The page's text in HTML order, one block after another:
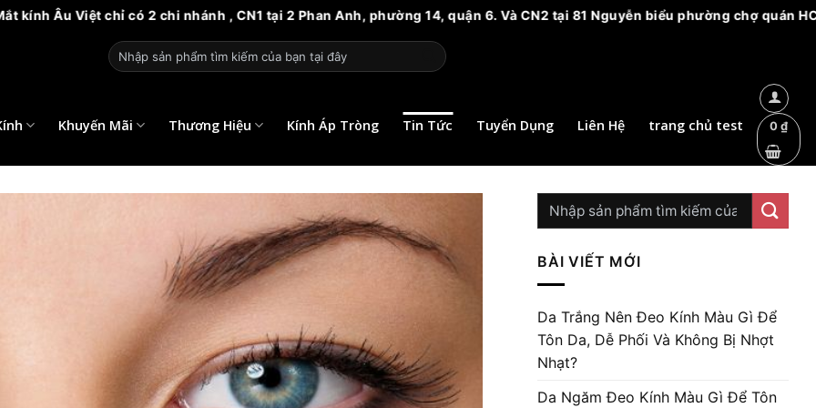
có 2 chi nhánh , CN1 tại 2 Phan Anh, phường 14, quận 6. Và CN2 tại 81 Nguyễn biểu phường chợ quán HCM. Vui lòng
Tìm
kiếm:
Khuyến Mãi Thương Hiệu Kính Áp Tròng Tin Tức Tuyển Dụng Liên Hệ trang chủ test 0₫
BÀI VIẾT MỚI
Da Trắng Nên Đeo Kính Màu Gì Để
Tôn Da, Dễ Phối Và Không Bị Nhợt
Nhạt?
Da Ngăm Đeo Kính Màu Gì Để Tôn